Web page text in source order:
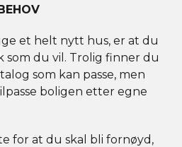
et helt nytt hus, er at du
som du vil. Trolig finner du
som kan passe, men
boligen etter egne
for at du skal bli fornøyd,